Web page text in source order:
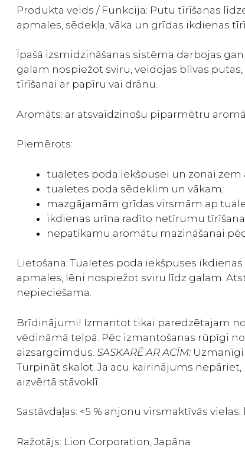
Produkta veids / Funkcija: Putu tīrīšanas
apmales, sēdekļa, vāka un grīdas ikdienas
Īpašā izsmidzināšanas sistēma darbojas
galam nospiežot sviru, veidojas blīvas
tīrīšanai ar papīru vai drānu.
Aromāts: ar atsvaidzinošu piparmētru
Piemērots:
tualetes poda iekšpusei un zonai zem
tualetes poda sēdeklim un vākam;
mazgājamām grīdas virsmām ap
ikdienas urīna radīto netīrumu
nepatīkamu aromātu mazināšanai
Lietošana: Tualetes poda iekšpuses
apmales, lēni nospiežot sviru līdz galam.
nepieciešama.
Brīdinājumi! Izmantot tikai paredzētajam
vēdināmā telpā. Pēc izmantošanas rūpīgi
aizsargcimdus. SASKARĒ AR ACĪM: Uzmanīgi
Turpināt skalot. Ja acu kairinājums
aizvērtā stāvoklī.
Sastāvdaļas: <5 % anjonu virsmaktīvās
Ražotājs: Lion Corporation, Japāna